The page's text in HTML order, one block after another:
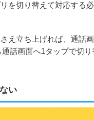
を切り替えて対応する
え立ち上げれば、通話
話画面へ1タップで切
い